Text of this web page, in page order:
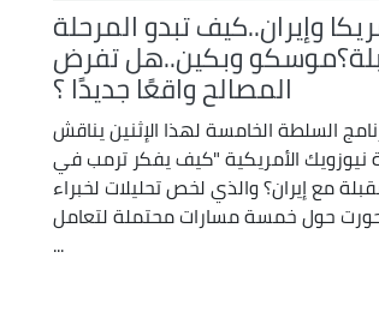
وإيران..كيف تبدو المرحلة
وبكين..هل تفرض
المصالح واقعًا جديدًا ؟
السلطة الخامسة لهذا الإثنين يناقش
نيوزويك الأمريكية "كيف يفكر ترمب في
مع إيران؟ والذي لخص تحليلات لخبراء
حول خمسة مسارات محتملة لتعامل
...